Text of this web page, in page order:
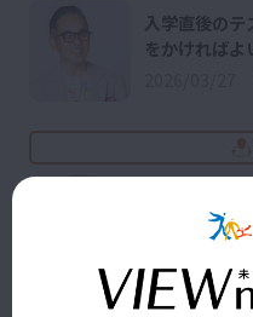
入学直後のテ
をかければよ
2025/08/30